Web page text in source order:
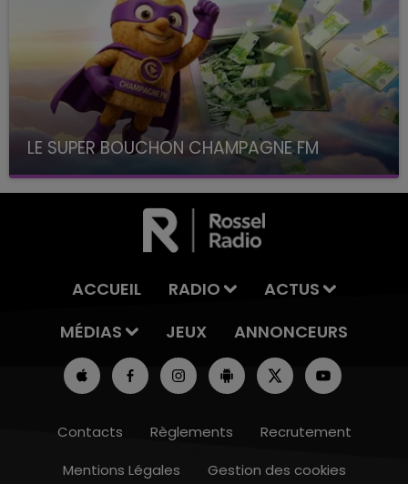
LE SUPER BOUCHON CHAMPAGNE FM
avec La Famille Champagne FM, à 8H10
ACCUEIL RADIO
ACTUS
MÉDIAS
JEUX ANNONCEURS
Contacts Règlements
Recrutement
Mentions Légales
Gestion des cookies